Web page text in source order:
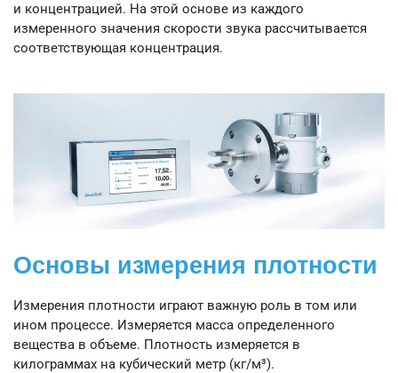
и концентрацией. На этой основе из каждого
измеренного значения скорости звука рассчитывается
соответствующая концентрация.
Основы измерения плотности
Измерения плотности играют важную роль в том или
ином процессе. Измеряется масса определенного
вещества в объеме. Плотность измеряется в
килограммах на кубический метр (кг/м³).